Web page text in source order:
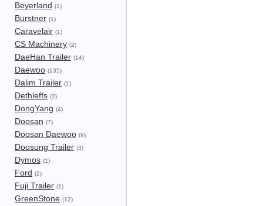
Beyerland (1)
Burstner (1)
Caravelair (1)
CS Machinery (2)
DaeHan Trailer (14)
Daewoo (135)
Dalim Trailer (1)
Dethleffs (2)
DongYang (4)
Doosan (7)
Doosan Daewoo (9)
Doosung Trailer (3)
Dymos (1)
Ford (2)
Fuji Trailer (1)
GreenStone (12)